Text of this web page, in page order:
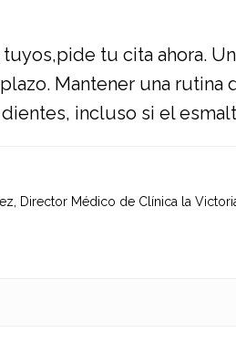
tuyos,pide tu cita ahora.
Mantener una rutina
incluso si el
Director Médico de Clínica la